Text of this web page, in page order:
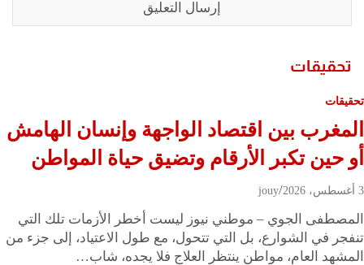
تحقيقات
تحقيقات
المغرب بين اقتصاد الواجهة وإنسان الهامش
أو حين تكبر الأرقام وتضيق حياة المواطن
3 أغسطس، 2026 jouy
المصطفى الجوي – موطني نيوز ليست أخطر الأزمات تلك التي
تنفجر في الشوارع، بل التي تتحول، مع طول الاعتياد، إلى جزء من
المشهد العام، مواطن ينتظر العلاج فلا يجده، شاب…